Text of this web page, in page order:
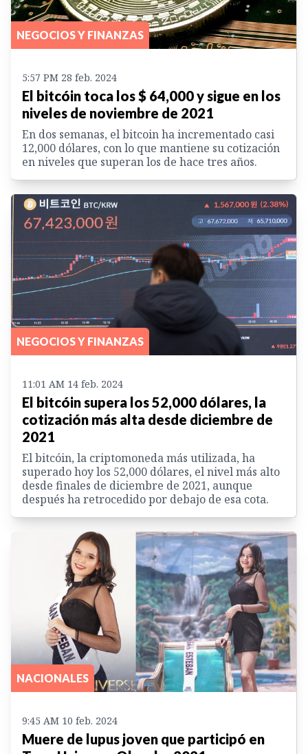
NEGOCIOS Y FINANZAS
5:57 PM 28 feb. 2024
El bitcóin toca los $ 64,000 y sigue en los
niveles de noviembre de 2021
En dos semanas, el bitcoin ha incrementado casi
12,000 dólares, con lo que mantiene su cotización
en niveles que superan los de hace tres años.
NEGOCIOS Y FINANZAS
11:01 AM 14 feb. 2024
El bitcóin supera los 52,000 dólares, la
cotización más alta desde diciembre de
2021
El bitcóin, la criptomoneda más utilizada, ha
superado hoy los 52,000 dólares, el nivel más alto
desde finales de diciembre de 2021, aunque
después ha retrocedido por debajo de esa cota.
NACIONALES
9:45 AM 10 feb. 2024
Muere de lupus joven que participó en